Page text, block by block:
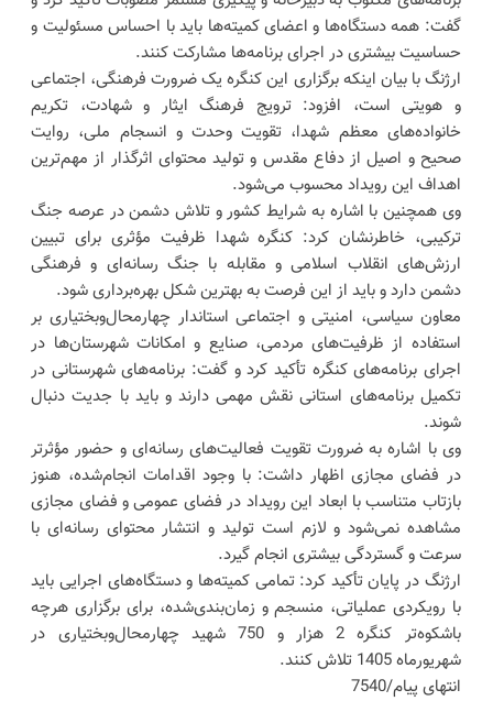
گفت: همه دستگاه‌ها و اعضای کمیته‌ها باید با احساس مسئولیت و
حساسیت بیشتری در اجرای برنامه‌ها مشارکت کنند.
ارژنگ با بیان اینکه برگزاری این کنگره یک ضرورت فرهنگی، اجتماعی
و هویتی است، افزود: ترویج فرهنگ ایثار و شهادت، تکریم
خانواده‌های معظم شهدا، تقویت وحدت و انسجام ملی، روایت
صحیح و اصیل از دفاع مقدس و تولید محتوای اثرگذار از مهم‌ترین
اهداف این رویداد محسوب می‌شود.
وی همچنین با اشاره به شرایط کشور و تلاش دشمن در عرصه جنگ
ترکیبی، خاطرنشان کرد: کنگره شهدا ظرفیت مؤثری برای تبیین
ارزش‌های انقلاب اسلامی و مقابله با جنگ رسانه‌ای و فرهنگی
دشمن دارد و باید از این فرصت به بهترین شکل بهره‌برداری شود.
معاون سیاسی، امنیتی و اجتماعی استاندار چهارمحال‌وبختیاری بر
استفاده از ظرفیت‌های مردمی، صنایع و امکانات شهرستان‌ها در
اجرای برنامه‌های کنگره تأکید کرد و گفت: برنامه‌های شهرستانی در
تکمیل برنامه‌های استانی نقش مهمی دارند و باید با جدیت دنبال
شوند.
وی با اشاره به ضرورت تقویت فعالیت‌های رسانه‌ای و حضور مؤثرتر
در فضای مجازی اظهار داشت: با وجود اقدامات انجام‌شده، هنوز
بازتاب متناسب با ابعاد این رویداد در فضای عمومی و فضای مجازی
مشاهده نمی‌شود و لازم است تولید و انتشار محتوای رسانه‌ای با
سرعت و گستردگی بیشتری انجام گیرد.
ارژنگ در پایان تأکید کرد: تمامی کمیته‌ها و دستگاه‌های اجرایی باید
با رویکردی عملیاتی، منسجم و زمان‌بندی‌شده، برای برگزاری هرچه
باشکوه‌تر کنگره 2 هزار و 750 شهید چهارمحال‌وبختیاری در
شهریورماه 1405 تلاش کنند.
انتهای پیام/7540